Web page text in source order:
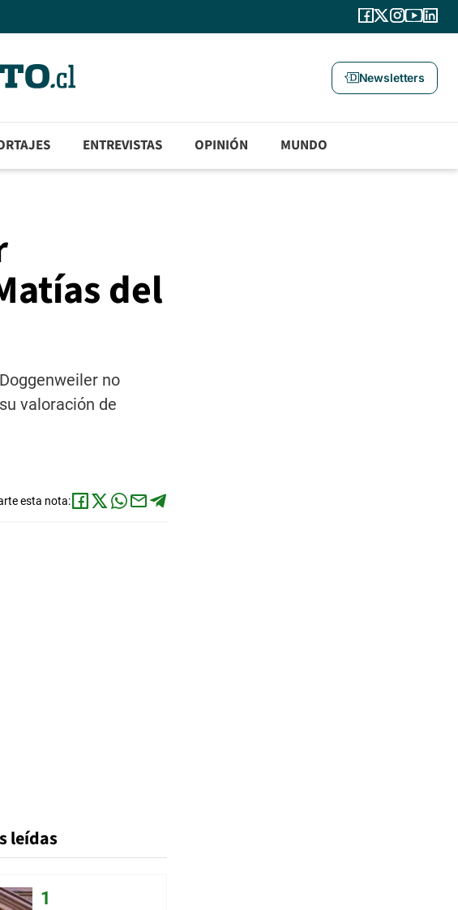
Newsletters
ENTREVISTAS OPINIÓN MUNDO
del
no
valoración de
esta nota:
leídas